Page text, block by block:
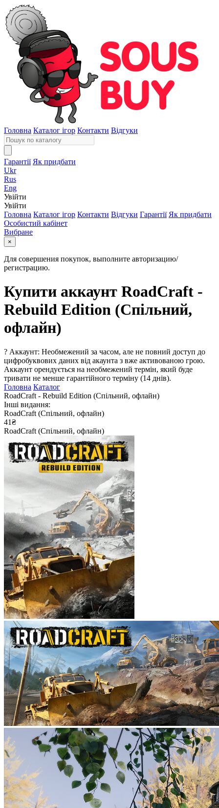
Головна Каталог ігор Контакти Відгуки
Гарантії Як придбати
Ukr
Rus
Eng
Увійти
Увійти
Головна Каталог ігор Контакти Відгуки Гарантії Як придбати
Особистий кабінет
Вибране
×
Для совершения покупок, выполните авторизацию/
регистрацию.
Купити аккаунт RoadCraft -
Rebuild Edition (Спільний,
офлайн)
? Аккаунт: Необмежений за часом, але не повний доступ до
цифробуквових даних від акаунта з вже активованою грою.
Аккаунт орендується на необмежений термін, який буде
тривати не менше гарантійного терміну (14 днів).
Головна Каталог
RoadCraft - Rebuild Edition (Спільний, офлайн)
Інші видання:
RoadCraft (Спільний, офлайн)
41₴
RoadCraft (Спільний, офлайн)